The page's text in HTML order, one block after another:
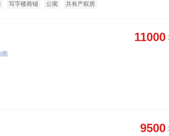
写字楼商铺 公寓 共有产权房
11000
图
9500